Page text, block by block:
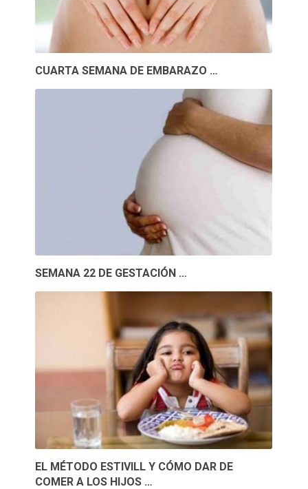
CUARTA SEMANA DE EMBARAZO …
SEMANA 22 DE GESTACIÓN …
EL MÉTODO ESTIVILL Y CÓMO DAR DE
COMER A LOS HIJOS …